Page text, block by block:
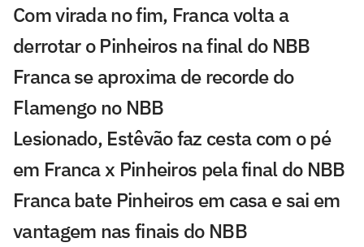
Com virada no fim, Franca volta a
derrotar o Pinheiros na final do NBB
Franca se aproxima de recorde do
Flamengo no NBB
Lesionado, Estêvão faz cesta com o pé
em Franca x Pinheiros pela final do NBB
Franca bate Pinheiros em casa e sai em
vantagem nas finais do NBB